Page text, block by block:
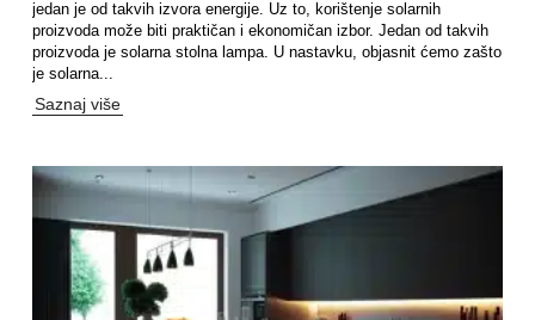
jedan je od takvih izvora energije. Uz to, korištenje solarnih
proizvoda može biti praktičan i ekonomičan izbor. Jedan od takvih
proizvoda je solarna stolna lampa. U nastavku, objasnit ćemo zašto
je solarna...
Saznaj više